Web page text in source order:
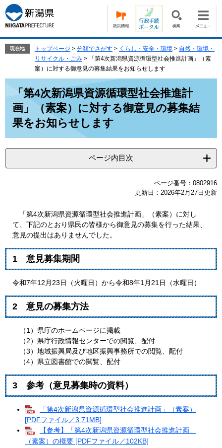
ー
ジ
の
す。
ニ
ュ
ー
し
現在地 トップページ > 分類でさがす > くらし・安全・環境 > 自然・環境・
リサイクル・ごみ >
「第4次新潟県資源循環型社会推進計画」（素
案）に対する御意見の募集結果をお知らせします
「第4次新潟県資源循環型社会推進計
画」（素案）に対する御意見の募集結
果をお知らせします
ページ内目次
ページ番号：0802916
更新日：2026年2月27日更新
「第4次新潟県資源循環型社会推進計画」（素案）に対し
て、下記のとおり県民の皆様から御意見の募集を行った結果、
意見の提出はありませんでした。
1 意見募集期間
令和7年12月23日（火曜日）から令和8年1月21日（水曜日）
2 意見の募集方法
（1）県庁のホームページに掲載
（2）県庁行政情報センターでの閲覧、配付
（3）地域振興局及び地区振興事務所での閲覧、配付
（4）県立図書館での閲覧、配付
3 参考（意見募集時の資料）
「第4次新潟県資源循環型社会推進計画」（素案）
[PDFファイル／3.71MB]
【参考】「第4次新潟県資源循環型社会推進計画」
（素案）の概要 [PDFファイル／102KB]